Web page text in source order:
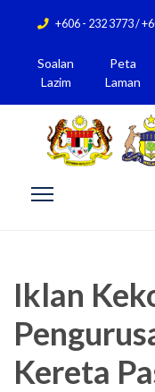
+606 - 232 3773 /
Soalan
Lazim
Peta
Laman
Iklan
Kereta